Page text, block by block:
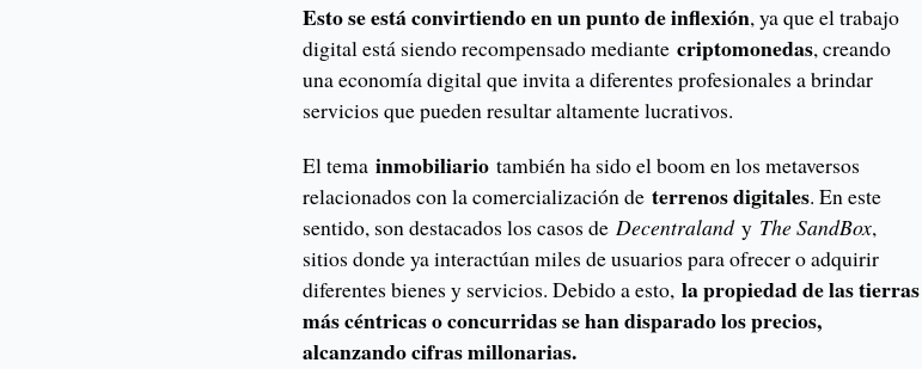
Esto se está convirtiendo en un punto de inflexión, ya que el trabajo
digital está siendo recompensado mediantecriptomonedas, creando
una economía digital que invita a diferentes profesionales a brindar
servicios que pueden resultar altamente lucrativos.
El temainmobiliariotambién ha sido el boom en los metaversos
relacionados con la comercialización deterrenos digitales. En este
sentido, son destacados los casos deDecentralandy The SandBox,
sitios donde ya interactúan miles de usuarios para ofrecer o adquirir
diferentes bienes y servicios. Debido a esto,la propiedad de las tierras
más céntricas o concurridas se han disparado los precios,
alcanzando cifras millonarias.